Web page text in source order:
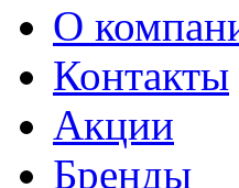
О
Контакты
Акции
Бренды